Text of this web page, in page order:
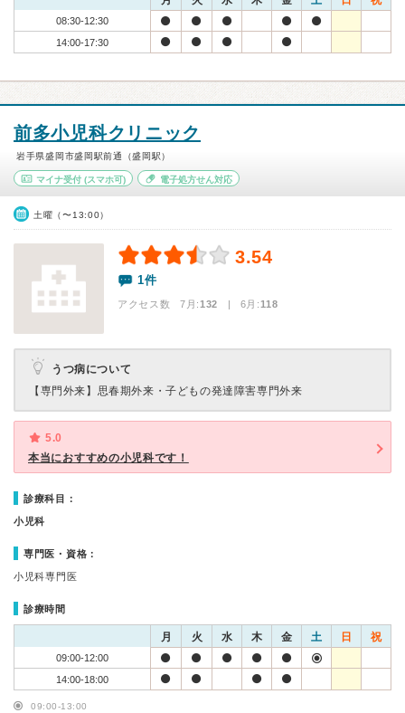
08:30-12:30
14:00-17:30
前多小児科クリニック
岩手県盛岡市盛岡駅前通（盛岡駅）
マイナ受付 (スマホ可) 電子処方せん対応
土曜（〜13:00）
3.54
1件
アクセス数 7月:132 | 6月:118
うつ病について
【専門外来】 思春期外来・子どもの発達障害専門外来
5.0
本当におすすめの小児科です！
診療科目：
小児科
専門医・資格：
小児科専門医
診療時間
月 火 水 木 金 土 日 祝
09:00-12:00
14:00-18:00
09:00-13:00